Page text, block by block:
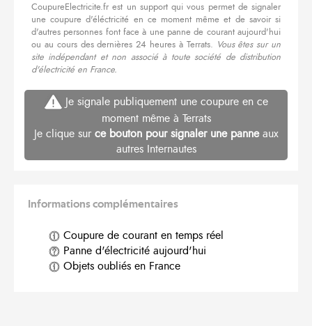
CoupureElectricite.fr est un support qui vous permet de signaler
une coupure d'éléctricité en ce moment même et de savoir si
d'autres personnes font face à une panne de courant aujourd'hui
ou au cours des dernières 24 heures à Terrats. Vous êtes sur un
site indépendant et non associé à toute société de distribution
d'électricité en France.
Je signale publiquement une coupure en ce
moment même à Terrats
Je clique sur ce bouton pour signaler une panneaux
autres Internautes
Informations complémentaires
Coupure de courant en temps réel
Panne d'électricité aujourd'hui
Objets oubliés en France